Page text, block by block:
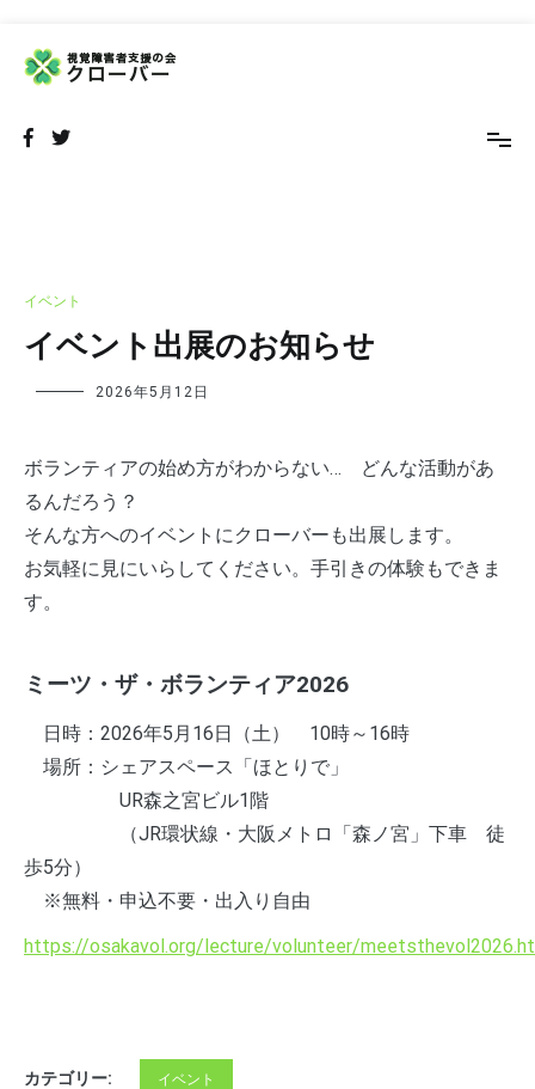
イベント
イベント出展のお知らせ
2026年5月12日
ボランティアの始め方がわからない… どんな活動があ
るんだろう？
そんな方へのイベントにクローバーも出展します。
お気軽に見にいらしてください。手引きの体験もできま
す。
ミーツ・ザ・ボランティア2026
日時：2026年5月16日（土） 10時～16時
場所：シェアスペース「ほとりで」
UR森之宮ビル1階
（JR環状線・大阪メトロ「森ノ宮」下車 徒
歩5分）
※無料・申込不要・出入り自由
https://osakavol.org/lecture/volunteer/
カテゴリー: イベント